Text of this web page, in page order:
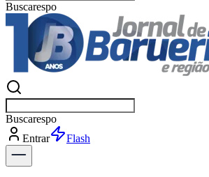
Buscaresportes
Buscaresportes
Entrar
Flash